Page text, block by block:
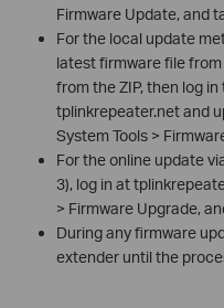
Firmware Update, and
For the local update
latest firmware file
from the ZIP, then log
tplinkrepeater.net and
System Tools >
For the online update
3), log in at
> Firmware Upgrade,
During any firmware
extender until the